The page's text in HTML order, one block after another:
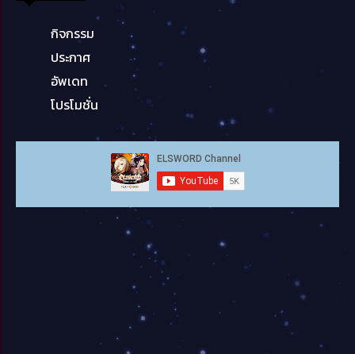
กิจกรรม
ประกาศ
อัพเดท
โปรโมชั่น